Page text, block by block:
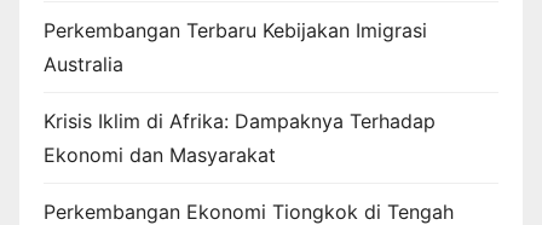
Perkembangan Terbaru Kebijakan Imigrasi
Australia
Krisis Iklim di Afrika: Dampaknya Terhadap
Ekonomi dan Masyarakat
Perkembangan Ekonomi Tiongkok di Tengah